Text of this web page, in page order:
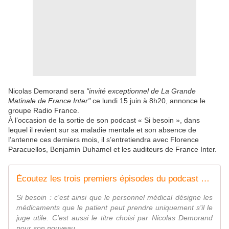
Nicolas Demorand sera "invité exceptionnel de La Grande
Matinale de France Inter"ce lundi 15 juin à 8h20, annonce le
groupe Radio France.
À l’occasion de la sortie de son podcast « Si besoin », dans
lequel il revient sur sa maladie mentale et son absence de
l’antenne ces derniers mois, il s’entretiendra avec Florence
Paracuellos, Benjamin Duhamel et les auditeurs de France Inter.
Écoutez les trois premiers épisodes du podcast Si besoin, par Nicolas Demorand. - LeBlogTVNews
Si besoin : c'est ainsi que le personnel médical désigne les
médicaments que le patient peut prendre uniquement s'il le
juge utile. C'est aussi le titre choisi par Nicolas Demorand